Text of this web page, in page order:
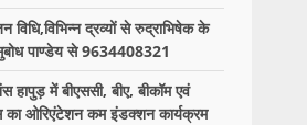
विधि,विभिन्न द्रव्यों से रुद्राभिषेक के
सुबोध पाण्डेय से 9634408321
में बीएससी, बीए, बीकॉम एवं
का ओरिएंटेशन कम इंडक्शन कार्यक्रम